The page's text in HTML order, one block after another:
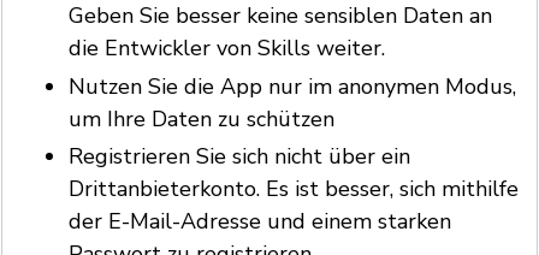
Geben Sie besser keine sensiblen Daten an
die Entwickler von Skills weiter.
Nutzen Sie die App nur im anonymen Modus,
um Ihre Daten zu schützen
Registrieren Sie sich nicht über ein
Drittanbieterkonto. Es ist besser, sich mithilfe
der E-Mail-Adresse und einem starken